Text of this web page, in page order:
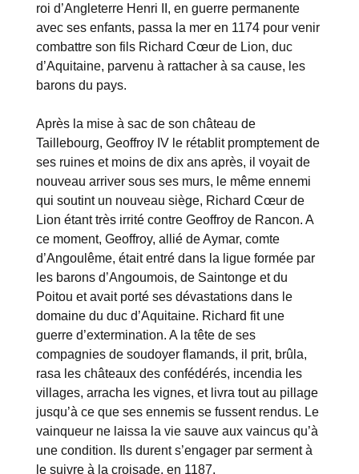
roi d’Angleterre Henri II, en guerre permanente
avec ses enfants, passa la mer en 1174 pour venir
combattre son fils Richard Cœur de Lion, duc
d’Aquitaine, parvenu à rattacher à sa cause, les
barons du pays.
Après la mise à sac de son château de
Taillebourg, Geoffroy IV le rétablit promptement de
ses ruines et moins de dix ans après, il voyait de
nouveau arriver sous ses murs, le même ennemi
qui soutint un nouveau siège, Richard Cœur de
Lion étant très irrité contre Geoffroy de Rancon. A
ce moment, Geoffroy, allié de Aymar, comte
d’Angoulême, était entré dans la ligue formée par
les barons d’Angoumois, de Saintonge et du
Poitou et avait porté ses dévastations dans le
domaine du duc d’Aquitaine. Richard fit une
guerre d’extermination. A la tête de ses
compagnies de soudoyer flamands, il prit, brûla,
rasa les châteaux des confédérés, incendia les
villages, arracha les vignes, et livra tout au pillage
jusqu’à ce que ses ennemis se fussent rendus. Le
vainqueur ne laissa la vie sauve aux vaincus qu’à
une condition. Ils durent s’engager par serment à
le suivre à la croisade, en 1187.